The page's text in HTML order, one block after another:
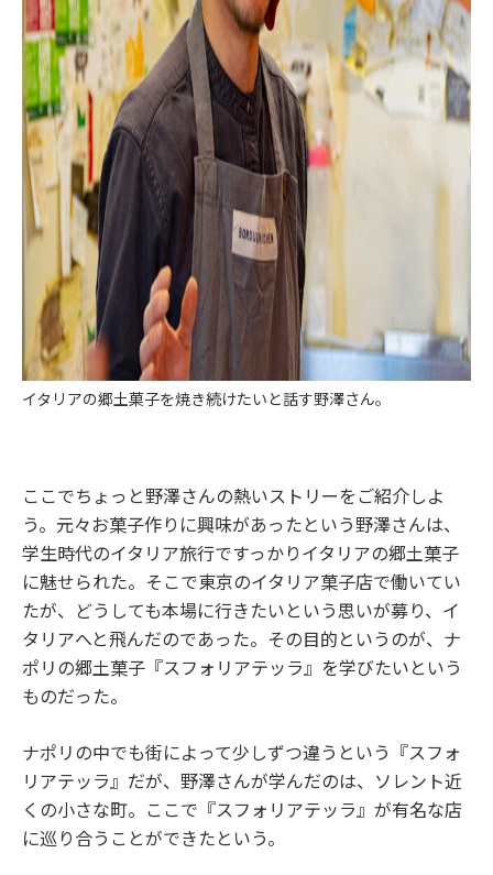
イタリアの郷土菓子を焼き続けたいと話す野澤さん。
ここでちょっと野澤さんの熱いストリーをご紹介しよ
う。元々お菓子作りに興味があったという野澤さんは、
学生時代のイタリア旅行ですっかりイタリアの郷土菓子
に魅せられた。そこで東京のイタリア菓子店で働いてい
たが、どうしても本場に行きたいという思いが募り、イ
タリアへと飛んだのであった。その目的というのが、ナ
ポリの郷土菓子『スフォリアテッラ』を学びたいという
ものだった。
ナポリの中でも街によって少しずつ違うという『スフォ
リアテッラ』だが、野澤さんが学んだのは、ソレント近
くの小さな町。ここで『スフォリアテッラ』が有名な店
に巡り合うことができたという。